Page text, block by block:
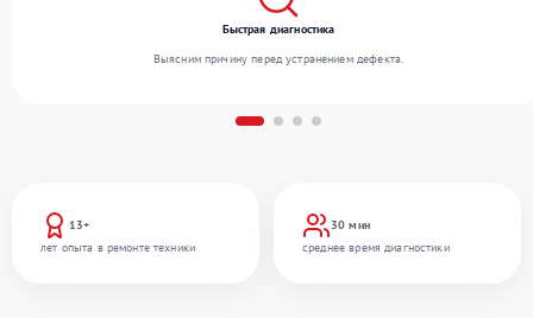
13+
лет опыта в ремонте техники
30 мин
среднее время диагностики
Быстрая диагностика
Выясним причину перед устранением дефекта.